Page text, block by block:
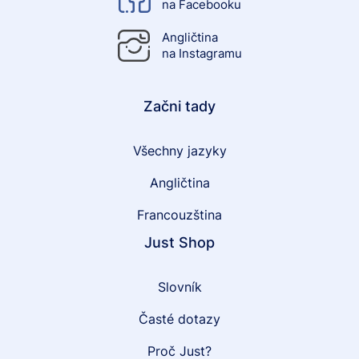
na Facebooku
Angličtina
na Instagramu
Začni tady
Všechny jazyky
Angličtina
Francouzština
Just Shop
Slovník
Časté dotazy
Proč Just?